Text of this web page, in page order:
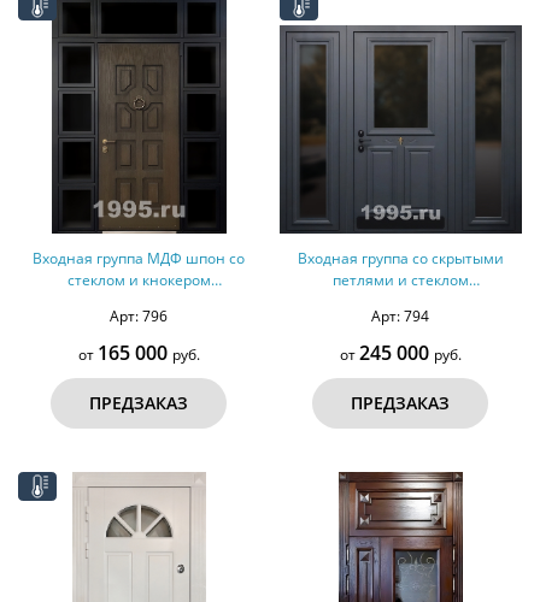
Входная группа МДФ шпон со
стеклом и кнокером
Арт: 796
от 165 000 руб.
ПРЕДЗАКАЗ
Входная группа со скрытыми
петлями и стеклом
Арт: 794
от245 000 руб.
ПРЕДЗАКАЗ